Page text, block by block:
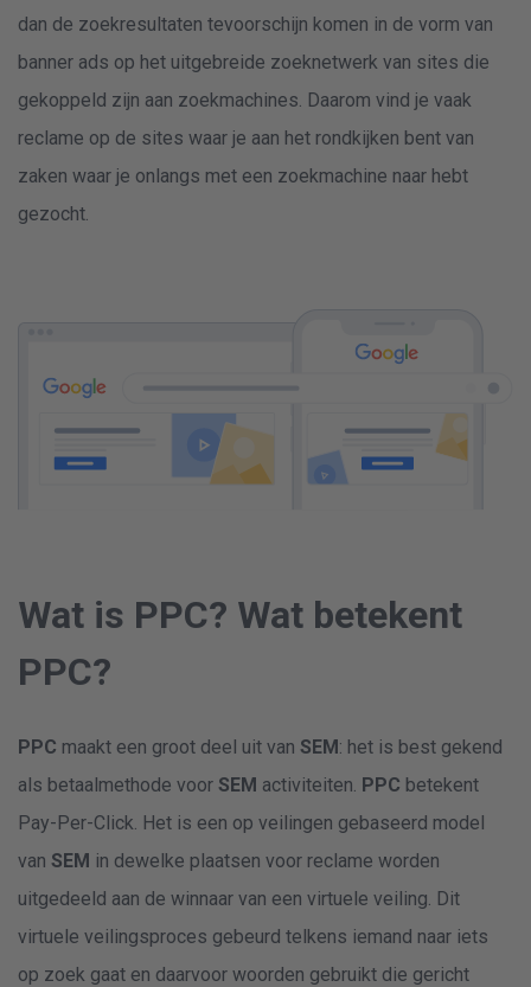
dan de zoekresultaten tevoorschijn komen in de vorm van
banner ads op het uitgebreide zoeknetwerk van sites die
gekoppeld zijn aan zoekmachines. Daarom vind je vaak
reclame op de sites waar je aan het rondkijken bent van
zaken waar je onlangs met een zoekmachine naar hebt
gezocht.
Wat is PPC? Wat betekent
PPC?
PPC maakt een groot deel uit van SEM: het is best gekend
als betaalmethode voor SEM activiteiten. PPC betekent
Pay-Per-Click. Het is een op veilingen gebaseerd model
van SEM in dewelke plaatsen voor reclame worden
uitgedeeld aan de winnaar van een virtuele veiling. Dit
virtuele veilingsproces gebeurd telkens iemand naar iets
op zoek gaat en daarvoor woorden gebruikt die gericht